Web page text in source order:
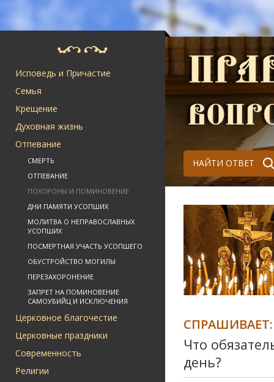
Исповедь и Причастие
Семья
Крещение
Духовная жизнь
Отпевание
СМЕРТЬ
ОТПЕВАНИЕ
ПОХОРОНЫ И ПОМИНОВЕНИЕ
ДНИ ПАМЯТИ УСОПШИХ
МОЛИТВА О НЕПРАВОСЛАВНЫХ
УСОПШИХ
ПОСМЕРТНАЯ УЧАСТЬ УСОПШЕГО
ОБУСТРОЙСТВО МОГИЛЫ
ПЕРЕЗАХОРОНЕНИЕ
ЗАПРЕТ НА ПОМИНОВЕНИЕ
САМОУБИЙЦ И ИСКЛЮЧЕНИЯ
Церковное благочестие
Церковные праздники
Современность
Религии
НАЙТИ ОТВЕТ
СПРАШИВАЕТ:
Что
день?